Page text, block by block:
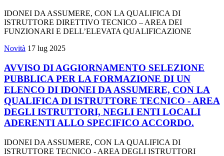
IDONEI DA ASSUMERE, CON LA QUALIFICA DI
ISTRUTTORE DIRETTIVO TECNICO – AREA DEI
FUNZIONARI E DELL’ELEVATA QUALIFICAZIONE
Novità 17 lug 2025
AVVISO DI AGGIORNAMENTO SELEZIONE
PUBBLICA PER LA FORMAZIONE DI UN
ELENCO DI IDONEI DA ASSUMERE, CON LA
QUALIFICA DI ISTRUTTORE TECNICO - AREA
DEGLI ISTRUTTORI, NEGLI ENTI LOCALI
ADERENTI ALLO SPECIFICO ACCORDO.
IDONEI DA ASSUMERE, CON LA QUALIFICA DI
ISTRUTTORE TECNICO - AREA DEGLI ISTRUTTORI